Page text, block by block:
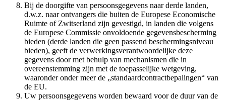
Bij de doorgifte van persoonsgegevens naar derde landen,
d.w.z. naar ontvangers die buiten de Europese Economische
Ruimte of Zwitserland zijn gevestigd, in landen die volgens
de Europese Commissie onvoldoende gegevensbescherming
bieden (derde landen die geen passend beschermingsniveau
bieden), geeft de verwerkingsverantwoordelijke deze
gegevens door met behulp van mechanismen die in
overeenstemming zijn met de toepasselijke wetgeving,
waaronder onder meer de „standaardcontractbepalingen“ van
de EU.
Uw persoonsgegevens worden bewaard voor de duur van de